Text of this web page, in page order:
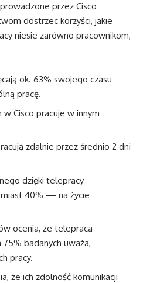
przez Cisco
dostrzec korzyści, jakie
niesie zarówno pracownikom,
ok. 63% swojego czasu
pracę.
Cisco pracuje w innym
zdalnie przez średnio 2 dni
dzięki telepracy
40% — na życie
ocenia, że telepraca
badanych uważa,
pracy.
że ich zdolność komunikacji